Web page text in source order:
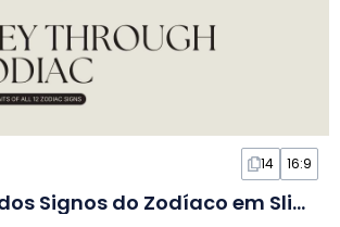
14 16:9
Visão Geral dos Signos do Zodíaco em Slides